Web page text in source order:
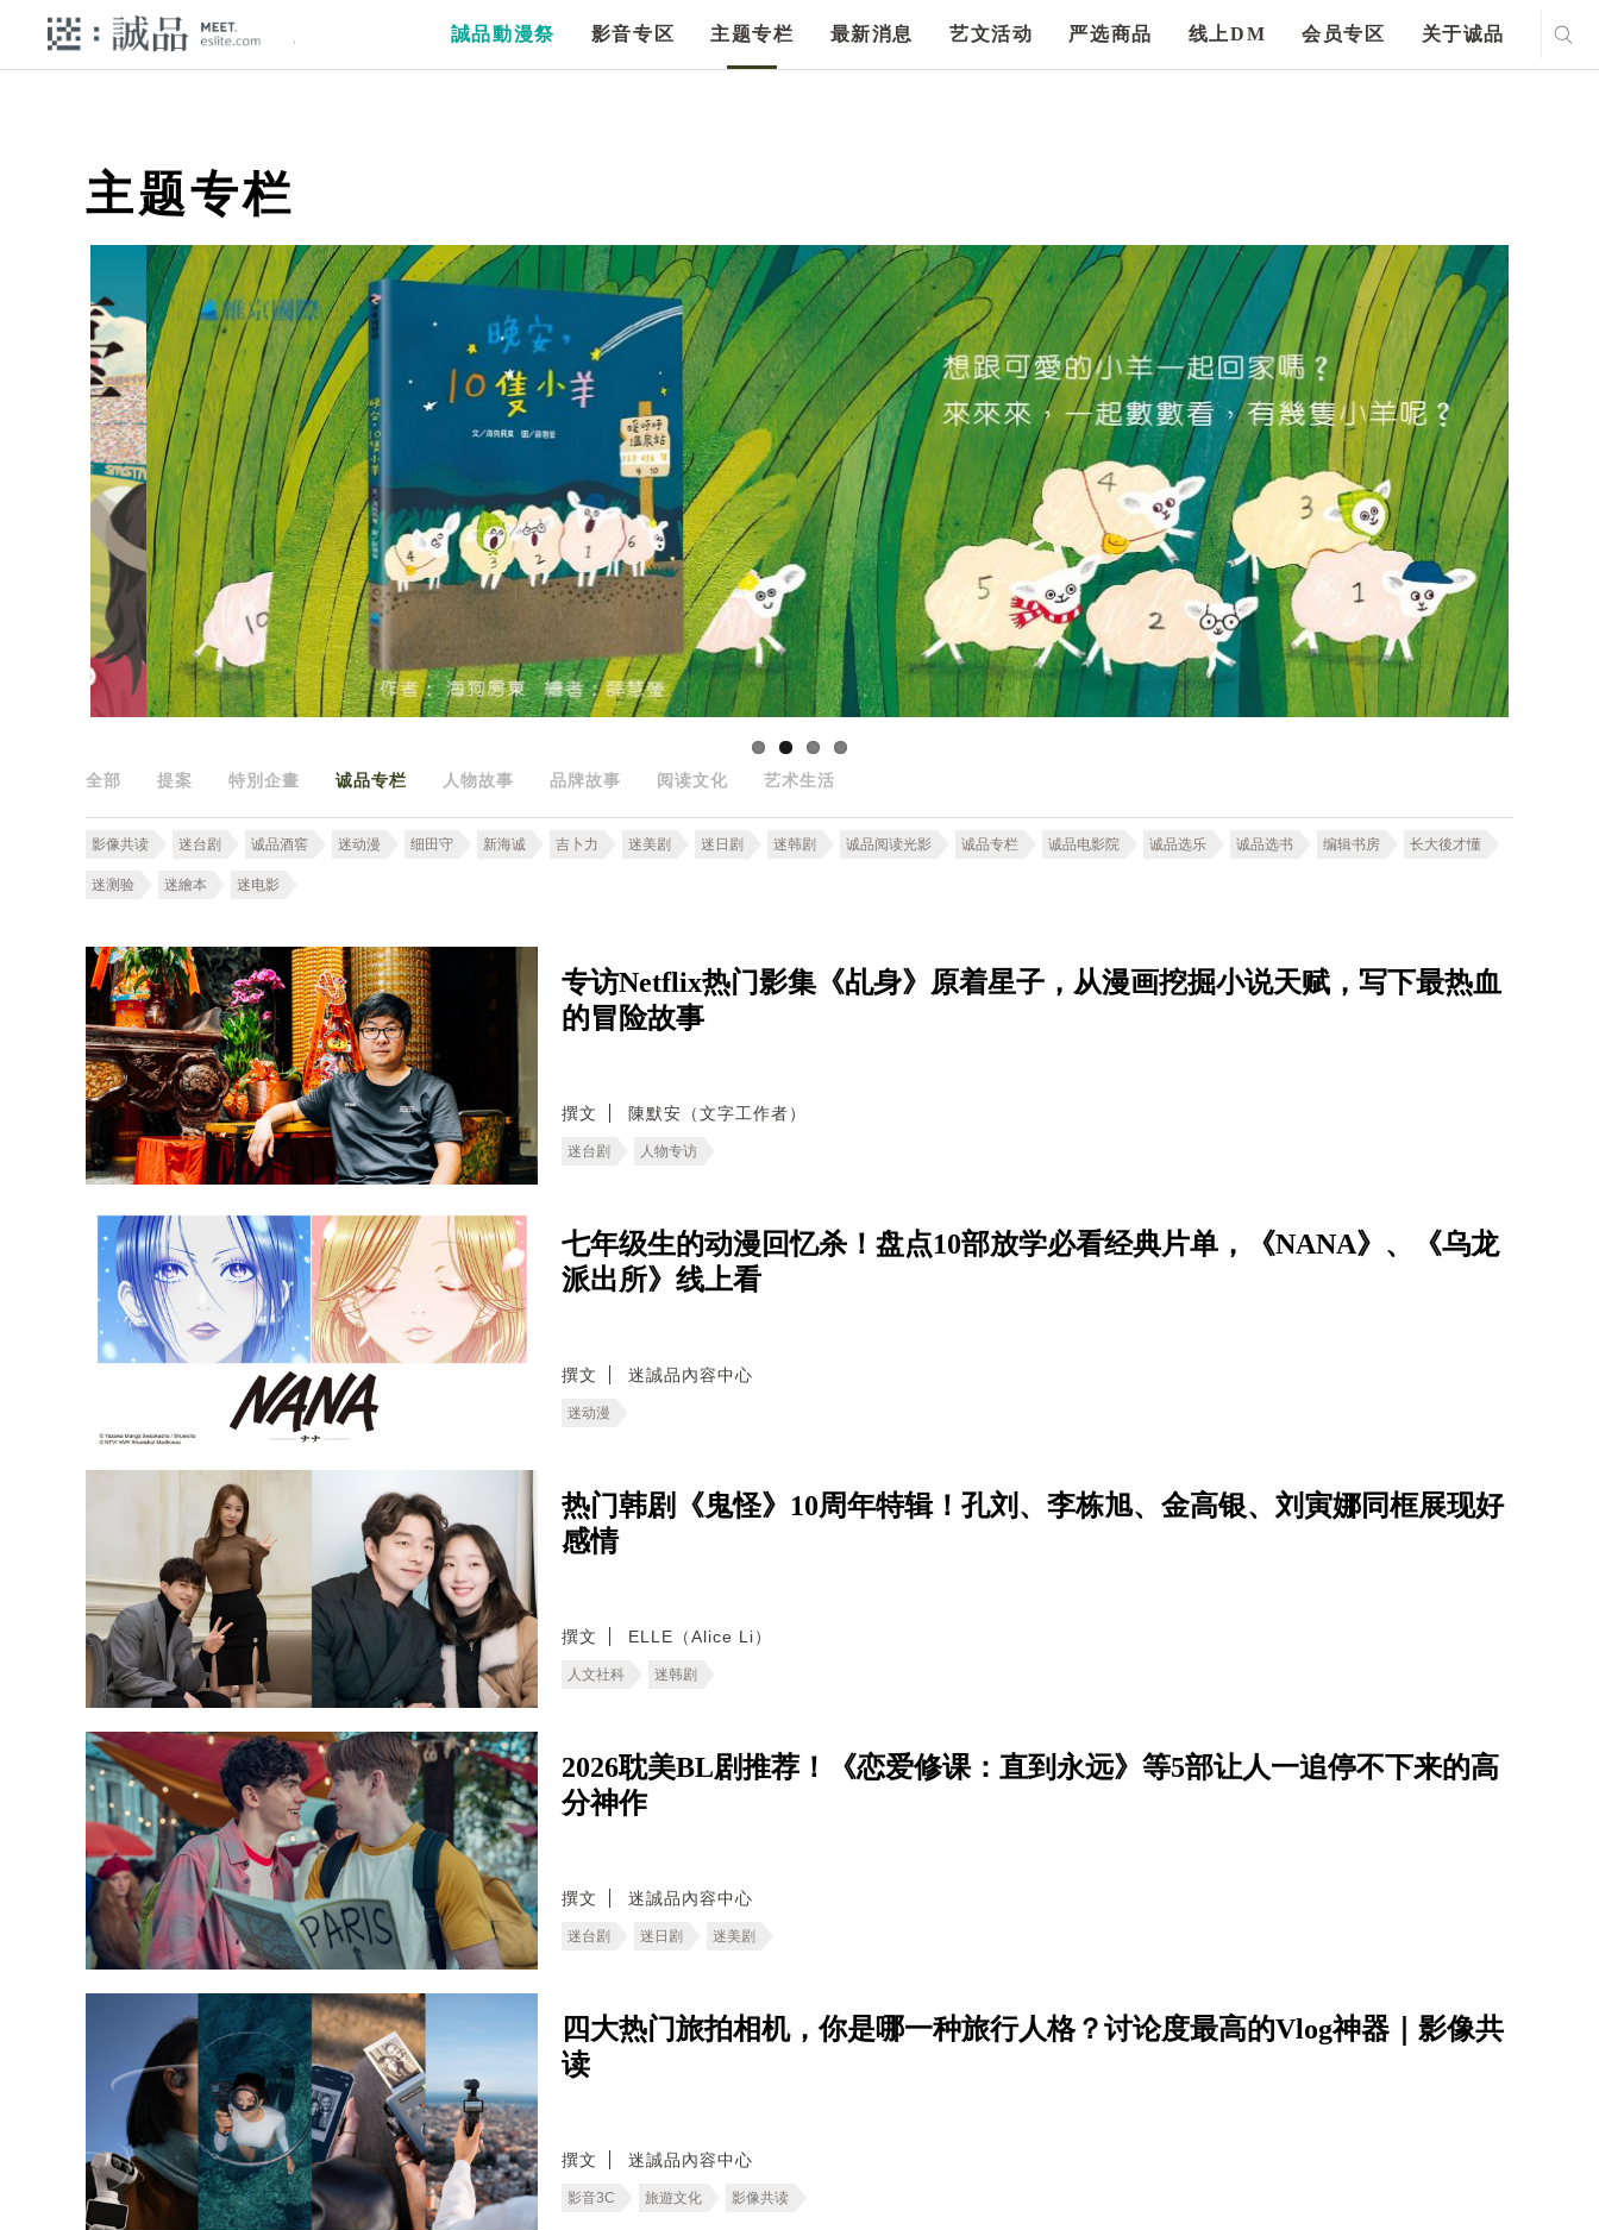
誠品動漫祭 影音专区 主题专栏 最新消息 艺文活动 严选商品 线上DM 会员专区 关于诚品
主题专栏
全部 提案 特別企畫 诚品专栏 人物故事 品牌故事 阅读文化 艺术生活
影像共读 迷台剧 诚品酒窖 迷动漫 细田守 新海诚 吉卜力 迷美剧 迷日剧 迷韩剧 诚品阅读光影 诚品专栏 诚品电影院 诚品选乐 诚品选书 编辑书房 长大後才懂
迷测验 迷繪本 迷电影
专访Netflix热门影集《乩身》原着星子，从漫画挖掘小说天赋，写下最热血
的冒险故事
撰文 陳默安（文字工作者）
迷台剧 人物专访
七年级生的动漫回忆杀！盘点10部放学必看经典片单，《NANA》、《乌龙
派出所》线上看
撰文 迷誠品內容中心
迷动漫
热门韩剧《鬼怪》10周年特辑！孔刘、李栋旭、金高银、刘寅娜同框展现好
感情
撰文 ELLE（Alice Li）
人文社科 迷韩剧
2026耽美BL剧推荐！《恋爱修课：直到永远》等5部让人一追停不下来的高
分神作
撰文 迷誠品內容中心
迷台剧 迷日剧 迷美剧
四大热门旅拍相机，你是哪一种旅行人格？讨论度最高的Vlog神器｜影像共
读
撰文 迷誠品內容中心
影音3C 旅遊文化 影像共读